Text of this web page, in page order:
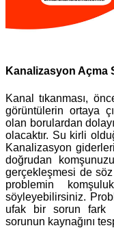
Kanalizasyon Açma
Kanal tıkanması,
görüntülerin ortaya
olan borulardan
olacaktır. Su kirli
Kanalizasyon
doğrudan
gerçekleşmesi de
problemin
söyleyebilirsiniz.
ufak bir sorun fark
sorunun kaynağını